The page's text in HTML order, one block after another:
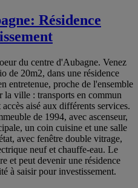
Résidence
du centre d'Aubagne. Venez
de 20m2, dans une résidence
entretenue, proche de l'ensemble
la ville : transports en commun
aisé aux différents services.
de 1994, avec ascenseur,
un coin cuisine et une salle
avec fenêtre double vitrage,
neuf et chauffe-eau. Le
et peut devenir une résidence
à saisir pour investissement.